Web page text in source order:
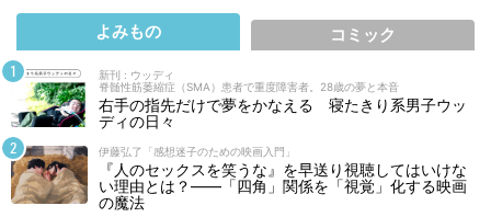
よみもの コミック
新刊 : ウッディ
脊髄性筋萎縮症（SMA）患者で重度障害者。28歳の夢と本音
右手の指先だけで夢をかなえる 寝たきり系男子ウッ
ディの日々
伊藤弘了「感想迷子のための映画入門」
『人のセックスを笑うな』を早送り視聴してはいけな
い理由とは？――「四角」関係を「視覚」化する映画
の魔法